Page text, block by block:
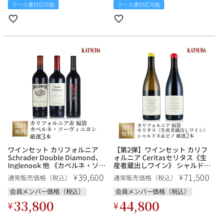
クール便対応可能 クール便対応可能
ワインセット カリフォルニア
Schrader Double Diamond、
Inglenook 他 《カベルネ・ソー
ヴィニヨン主体の力強いカリフ
ォルニアワインを味わう》赤ワ
イン 厳選3本 福袋 送料無料
通常販売価格（税込） ¥39,600
会員メンバー価格（税込）
¥33,800
【第2弾】ワインセット カリフ
ォルニア Ceritasセリタス《生
産者蔵出しワイン》 シャルドネ
＆ピノを堪能する 厳選２本 福
袋 送料無料
通常販売価格（税込） ¥71,500
会員メンバー価格（税込）
¥44,800